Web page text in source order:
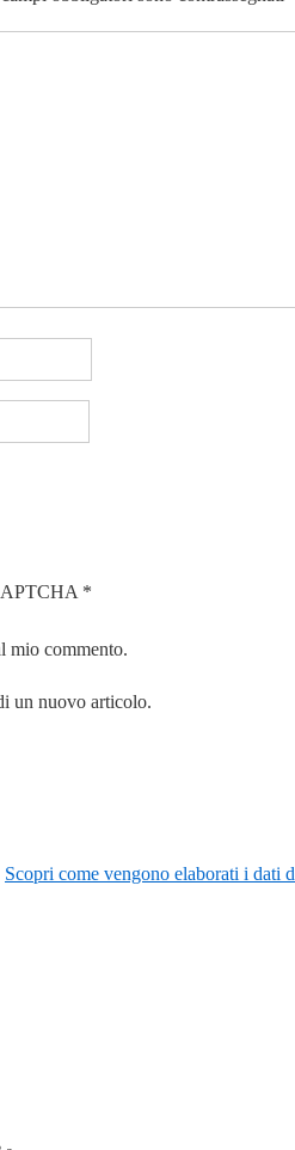
*
mio commento.
un nuovo articolo.
Scopri come vengono elaborati i dati